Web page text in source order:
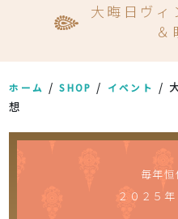
大晦日ヴ
＆
ホーム /SHOP / イベント
/
想
毎年恒
２０２５